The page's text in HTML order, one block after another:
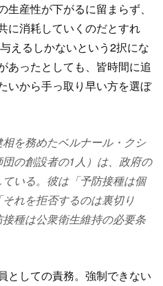
産性が下がるに留まらず、
に消耗していくのだとすれ
えるしかないという2択にな
あったとしても、皆時間に追
いから手っ取り早い方を選ぼ
を務めたベルナール・クシ
の創設者の1人）は、政府の
いる。彼は「予防接種は個
れを拒否するのは裏切り
種は公衆衛生維持の必要条
としての責務。強制できない